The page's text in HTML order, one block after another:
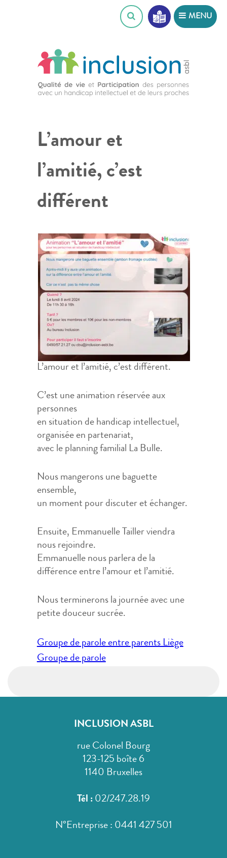
MENU
L’amour et
l’amitié, c’est
différent
L’amour et l’amitié, c’est différent.
C’est une animation réservée aux
personnes
en situation de handicap intellectuel,
organisée en partenariat,
avec le planning familial La Bulle.
Nous mangerons une baguette
ensemble,
un moment pour discuter et échanger.
Ensuite, Emmanuelle Tailler viendra
nous rejoindre.
Emmanuelle nous parlera de la
différence entre l’amour et l’amitié.
Nous terminerons la journée avec une
petite douceur sucrée.
Navigation
de
Groupe de parole entre parents Liège
Groupe de parole
INCLUSION ASBL
rue Colonel Bourg
123-125 boîte 6
1140 Bruxelles
Tél : 02/247.28.19
N°Entreprise : 0441 427 501